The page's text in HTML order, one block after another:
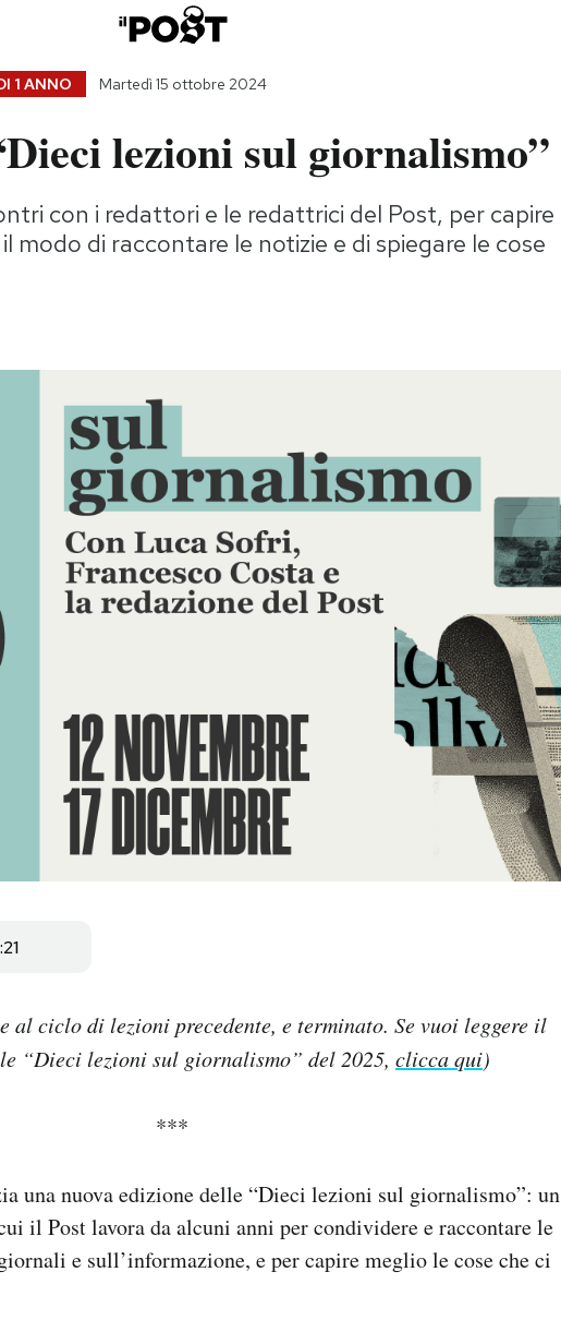
1 ANNO Martedì 15 ottobre 2024
lezioni sul giornalismo”
con i redattori e le redattrici del Post, per capire
modo di raccontare le notizie e di spiegare le cose
al ciclo di lezioni precedente, e terminato. Se vuoi leggere il
“Dieci lezioni sul giornalismo” del 2025, clicca qui)
***
una nuova edizione delle “Dieci lezioni sul giornalismo”: un
il Post lavora da alcuni anni per condividere e raccontare le
e sull’informazione, e per capire meglio le cose che ci